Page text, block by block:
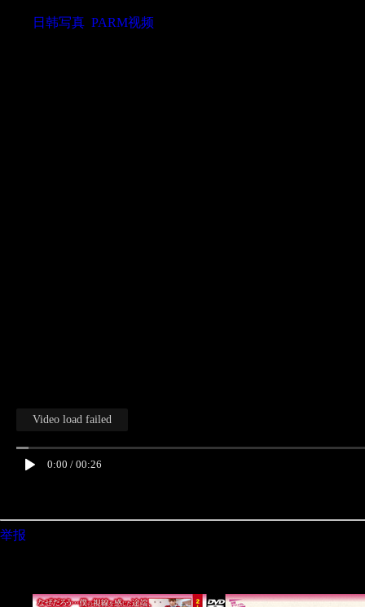
日韩写真 PARM视频
0:00 / 00:26
Video load failed
举报